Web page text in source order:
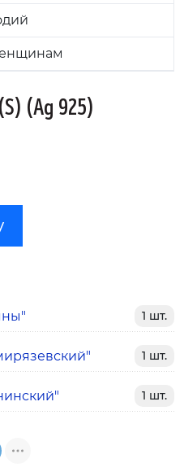
(Ag 925)
1 шт.
1 шт.
1 шт.